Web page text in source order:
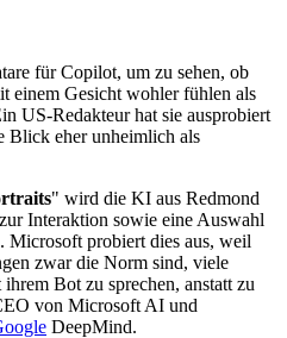
für Copilot, um zu sehen, ob
einem Gesicht wohler fühlen als
US-Redakteur hat sie ausprobiert
Blick eher unheimlich als
" wird die KI aus Redmond
Interaktion sowie eine Auswahl
Microsoft probiert dies aus, weil
zwar die Norm sind, viele
Bot zu sprechen, anstatt zu
von Microsoft AI und
DeepMind.